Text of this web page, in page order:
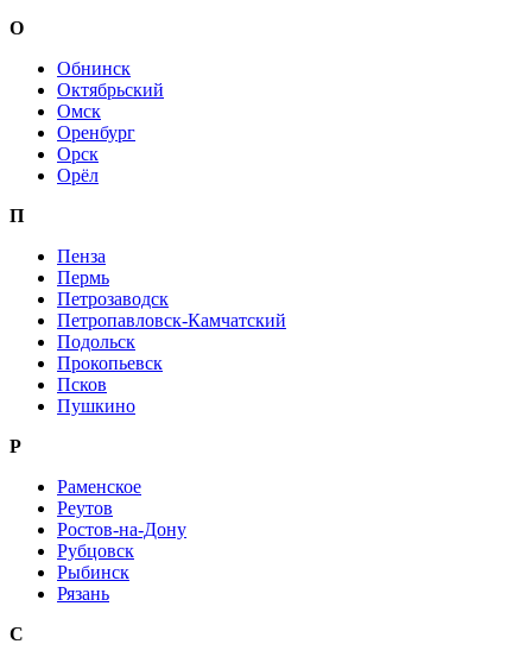
О
Обнинск
Октябрьский
Омск
Оренбург
Орск
Орёл
П
Пенза
Пермь
Петрозаводск
Петропавловск-Камчатский
Подольск
Прокопьевск
Псков
Пушкино
Р
Раменское
Реутов
Ростов-на-Дону
Рубцовск
Рыбинск
Рязань
С